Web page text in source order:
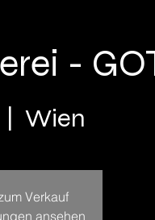
-
Wien
Verkauf
ansehen